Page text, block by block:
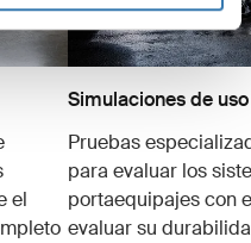
el
Simulaciones de
Pruebas
para evaluar los
portaequipajes con
evaluar su